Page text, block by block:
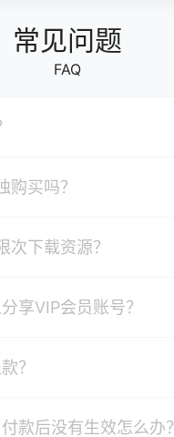
常见问题
FAQ
购买吗？
次下载资源？
享VIP会员账号？
？
款后没有生效怎么办？